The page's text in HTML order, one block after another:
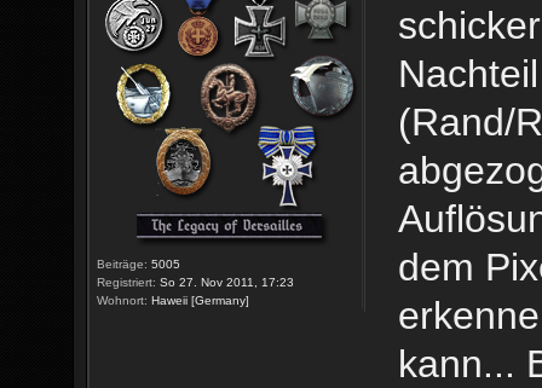
Beiträge: 5005
Registriert: So 27. Nov 2011, 17:23
Wohnort: Haweii [Germany]
(Rand/
dem
kann...